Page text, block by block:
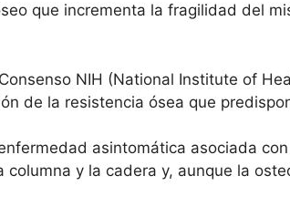
que incrementa la fragilidad del
NIH (National Institute of
de la resistencia ósea que
asintomática asociada
y la cadera y, aunque la